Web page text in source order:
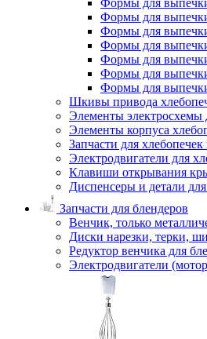
Формы для
Формы для
Формы для
Формы для
Формы для
Формы для
Формы для
Шкивы привода
Элементы электросхемы
Элементы корпуса
Запчасти для
Электродвигатели для
Клавиши открывания
Диспенсеры и детали
Запчасти для блендеров
Венчик, только
Диски нарезки, терки,
Редуктор венчика для
Электродвигатели